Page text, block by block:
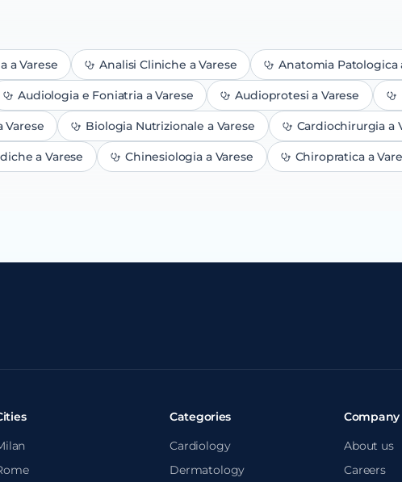
a Varese Analisi Cliniche a Varese Anatomia Patologica
Audiologia e Foniatriaa Varese Audioprotesi a Varese
Varese Biologia Nutrizionale a Varese Cardiochirurgia a
a Varese Chinesiologia a Varese Chiropraticaa
Categories
Cardiology
Dermatology
Company
About us
Careers